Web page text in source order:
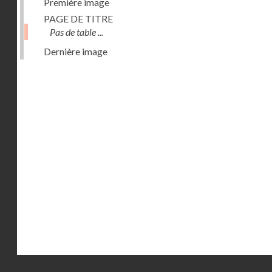
PAGE DE TITRE
Pas de table ...
Dernière image